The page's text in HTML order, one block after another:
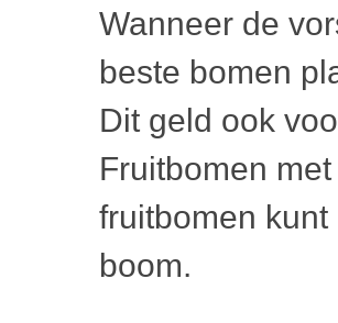
Wanneer de
beste bomen
Dit geld ook
Fruitbomen
fruitbomen
boom.